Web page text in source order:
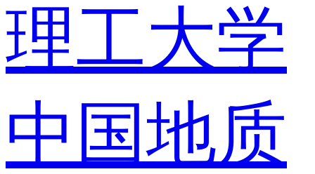
理工大学
中国地质